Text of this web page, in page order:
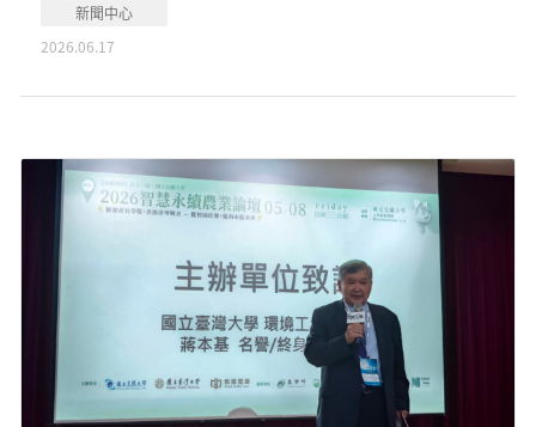
新聞中心
2026.06.17